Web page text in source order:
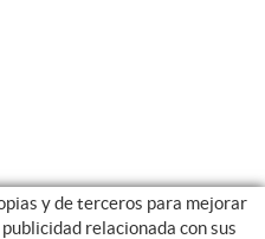
y de terceros para mejorar
relacionada con sus